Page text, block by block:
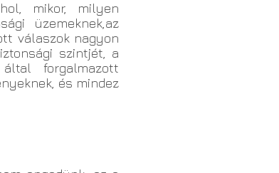
mikor, milyen
üzemeknek,az
válaszok nagyon
szintjét, a
forgalmazott
és mindez